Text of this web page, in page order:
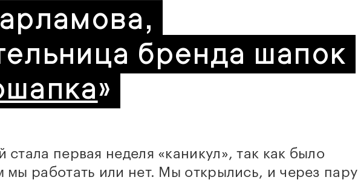
бренда шапок
»
первая неделя «каникул», так как было
мы работать или нет. Мы открылись, и через пару